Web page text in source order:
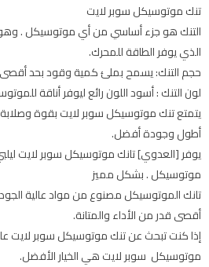
تنك موتوسيكل سوبر لايت
التنك هو جزء أساسي من أي موتوسيكل .
الذي يوفر الطاقة للمحرك.
حجم التنك: يسمح بملئ كمية وقود بحد أقصى 15 لتر
لون التنك : أسود اللون رائع ليوفر أناقة
يتمتع تنك موتوسيكل سوبر لايت بقوة
أطول وجودة أفضل.
يوفر [العدوي] تانك موتوسيكل سوبر لايت
موتوسيكل . بشكل مميز
تانك الموتوسيكل مصنوع من مواد عالية
أقصى قدر من الأداء والمتانة.
إذا كنت تبحث عن تنك موتوسيكل سوبر لايت
موتوسيكل سوبر لايت هي الخيار الأفضل.